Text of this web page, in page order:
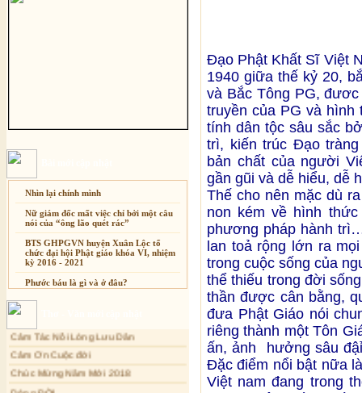
Nhìn lại chính mình
Nữ giám đốc mất việc chỉ bởi một câu
nói của “ông lão quét rác”
BTS GHPGVN huyện Xuân Lộc tổ
chức đại hội Phật giáo khóa VI, nhiệm
kỳ 2016 - 2021
Phước báu là gì và ở đâu?
Sự thương-ghét của con người
Cải đạo: Nguyên nhân & giải pháp
Nỗi lòng của các bệnh nhân nghèo
An Giang: Tịnh thất Quy Nguyên
Xuân Thi
Cảm Tác Nỗi Lòng Lưu Dân
Cảm Ơn Cuộc đời
Chúc Mừng Năm Mới 2018
Dòng ĐỜI
Đạo Phật Khất Sĩ Việt
1940 giữa thế kỷ 20,
và Bắc Tông PG,
truyền của PG và
tính dân tộc sâu sắc
trì, kiến trúc Đạo
bản chất của người
gần gũi và dễ hiểu, dễ
Thế cho nên mặc dù
non kém về hình
phương pháp hành
lan toả rộng lớn ra
trong cuộc sống của
thể thiếu trong đời
thần được cân bằng,
đưa Phật Giáo nói
riêng thành một Tôn
ấn, ảnh hưởng sâu
Đặc điểm nổi bật nữa
Việt nam đang trong